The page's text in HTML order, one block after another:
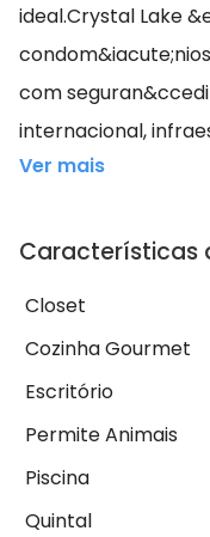
ideal.Crystal Lake
com
internacional,
Ver mais
Características
Closet
Cozinha Gourmet
Escritório
Permite Animais
Piscina
Quintal